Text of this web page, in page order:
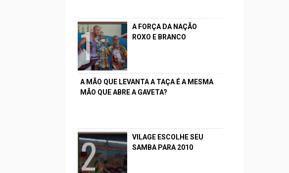
A FORÇA DA NAÇÃO
ROXO E BRANCO
A MÃO QUE LEVANTA A TAÇA É A MESMA
MÃO QUE ABRE A GAVETA?
VILAGE ESCOLHE SEU
SAMBA PARA 2010